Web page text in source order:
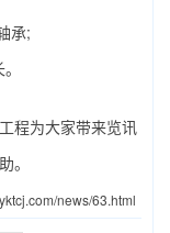
承;
程为大家带来览讯
。
news/63.html